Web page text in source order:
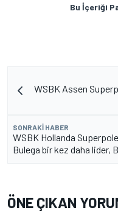
Bu İçeriği
WSBK Assen
SONRAKI HABER
WSBK Hollanda
Bulega bir kez daha lider,
ÖNE ÇIKAN